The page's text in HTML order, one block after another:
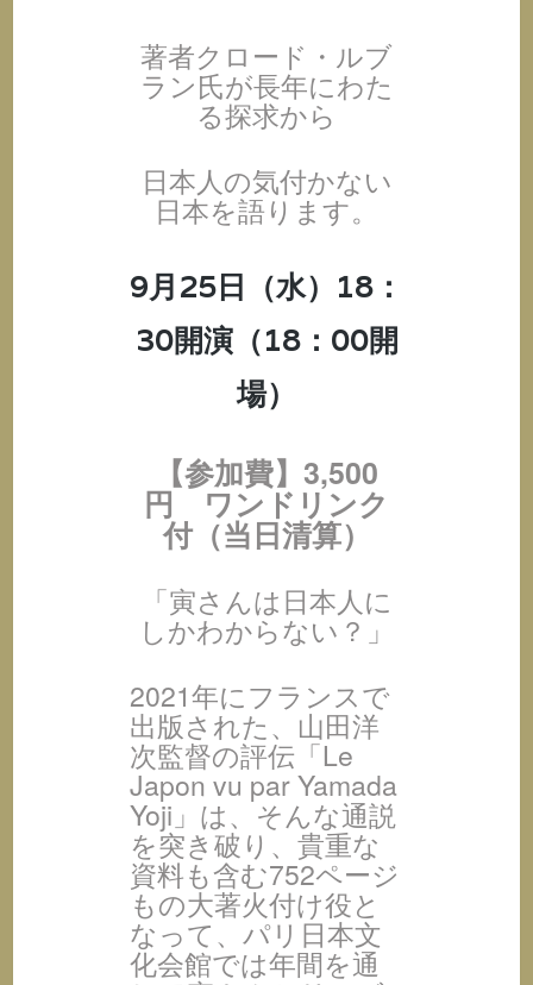
著者クロード・ルブ
ラン氏が長年にわた
る探求から
日本人の気付かない
日本を語ります。
9月25日（水）18：
30開演（18：00開
場）
【参加費】3,500
円 ワンドリンク
付（当日清算）
「寅さんは日本人に
しかわからない？」
2021年にフランスで
出版された、山田洋
次監督の評伝「Le
Japon vu par Yamada
Yoji」は、そんな通説
を突き破り、貴重な
資料も含む752ページ
もの大著火付け役と
なって、パリ日本文
化会館では年間を通